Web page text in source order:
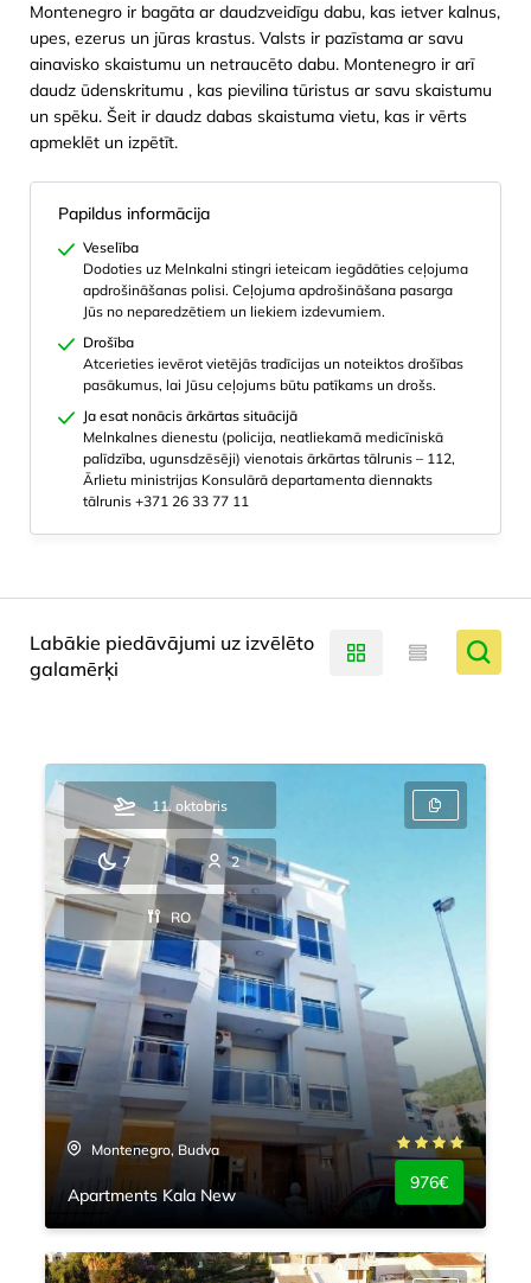
Montenegro ir bagāta ar daudzveidīgu dabu, kas ietver kalnus,
upes, ezerus un jūras krastus. Valsts ir pazīstama ar savu
ainavisko skaistumu un netraucēto dabu. Montenegro ir arī
daudz ūdenskritumu , kas pievilina tūristus ar savu skaistumu
un spēku. Šeit ir daudz dabas skaistuma vietu, kas ir vērts
apmeklēt un izpētīt.
Papildus informācija
Veselība
Dodoties uz Melnkalni stingri ieteicam iegādāties ceļojuma
apdrošināšanas polisi. Ceļojuma apdrošināšana pasarga
Jūs no neparedzētiem un liekiem izdevumiem.
Drošība
Atcerieties ievērot vietējās tradīcijas un noteiktos drošības
pasākumus, lai Jūsu ceļojums būtu patīkams un drošs.
Ja esat nonācis ārkārtas situācijā
Melnkalnes dienestu (policija, neatliekamā medicīniskā
palīdzība, ugunsdzēsēji) vienotais ārkārtas tālrunis – 112,
Ārlietu ministrijas Konsulārā departamenta diennakts
tālrunis +371 26 33 77 11
Labākie piedāvājumi uz izvēlēto
galamērķi
11. oktobris
7 2
RO
Montenegro, Budva
Apartments Kala New
976€